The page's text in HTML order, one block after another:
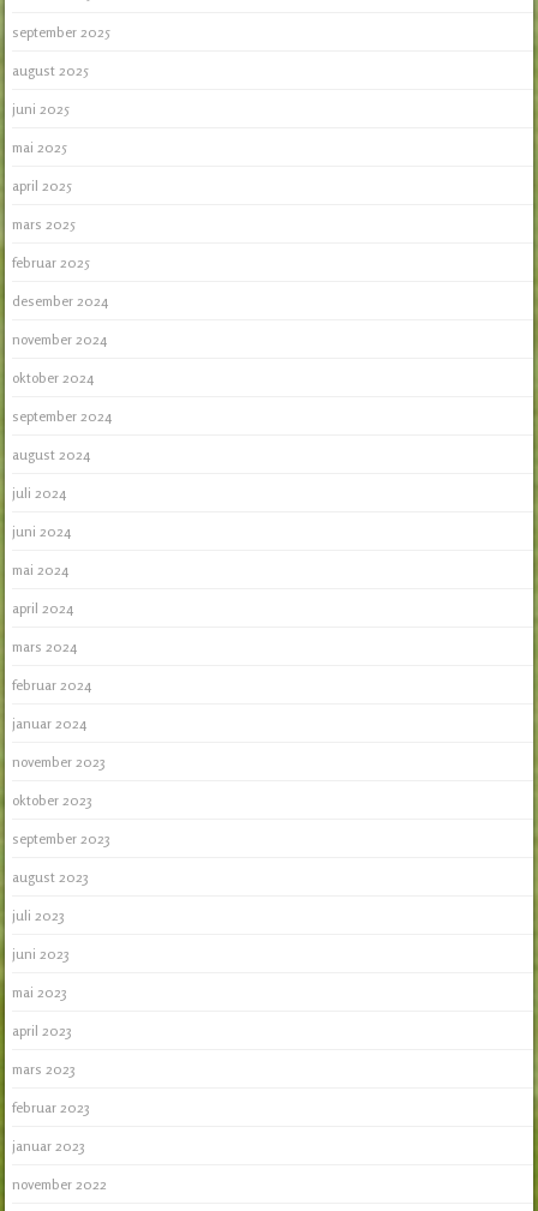
september 2025
august 2025
juni 2025
mai 2025
april 2025
mars 2025
februar 2025
desember 2024
november 2024
oktober 2024
september 2024
august 2024
juli 2024
juni 2024
mai 2024
april 2024
mars 2024
februar 2024
januar 2024
november 2023
oktober 2023
september 2023
august 2023
juli 2023
juni 2023
mai 2023
april 2023
mars 2023
februar 2023
januar 2023
november 2022